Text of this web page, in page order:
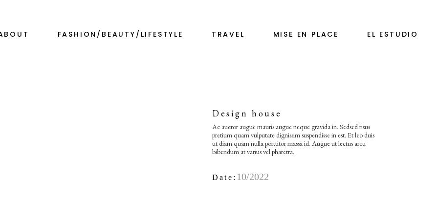
FASHION/BEAUTY/LIFESTYLE TRAVEL MISE EN PLACE EL ESTUDIO
Design house
Ac auctor augue mauris augue neque gravida in. Sedsed risus
pretium quam vulputate dignissim suspendisse in est. Et leo duis
ut diam quam nulla porttitor massa id. Augue ut lectus arcu
bibendum at varius vel pharetra.
Date: 10/2022